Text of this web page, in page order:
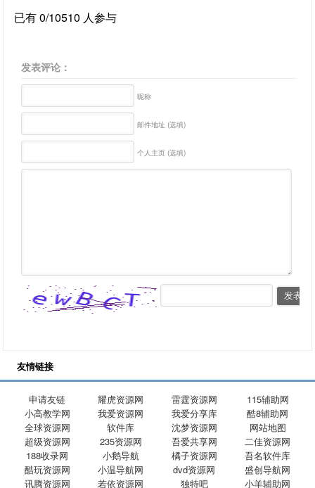
已有 0/10510 人参与
发表评论：
昵称
邮件地址 (选填)
个人主页 (选填)
友情链接
申请友链 耀虎资源网 雷霆资源网
115辅助网
小高教学网
我爱资源网 我爱分享库
酷8辅助网
全球资源网
软件库 沈梦资源网
网站地图
超级资源网
235资源网 吾爱共享网
二佳资源网
188收录网
小鹅导航 橘子资源网
吾名软件库
酷玩资源网
小温导航网 dvd资源网
盛创导航网
讯腾资源网
若依资源网 独特吧 小羊辅助网